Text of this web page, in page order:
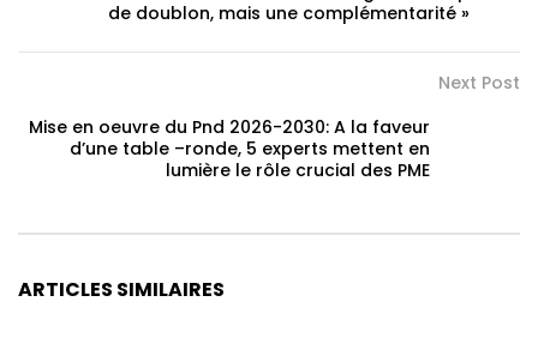
de doublon, mais une complémentarité »
Next Post
Mise en oeuvre du Pnd 2026-2030: A la faveur
d’une table –ronde, 5 experts mettent en
lumière le rôle crucial des PME
ARTICLES SIMILAIRES